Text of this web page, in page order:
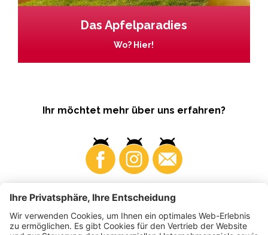
Das Apfelparadies
Wo? Hier!
Ihr möchtet mehr über uns erfahren?
Business Produzenten